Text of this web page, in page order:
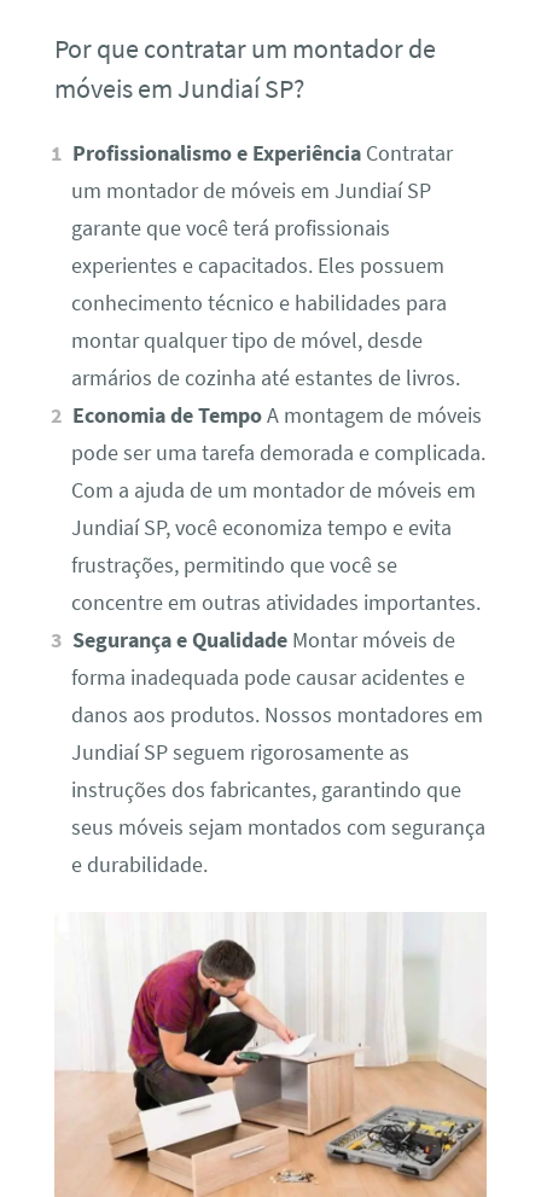
Por que contratar um montador de
móveis em Jundiaí SP?
Profissionalismo e Experiência Contratar
um montador de móveis em Jundiaí SP
garante que você terá profissionais
experientes e capacitados. Eles possuem
conhecimento técnico e habilidades para
montar qualquer tipo de móvel, desde
armários de cozinha até estantes de livros.
Economia de TempoA montagem de móveis
pode ser uma tarefa demorada e complicada.
Com a ajuda de um montador de móveis em
Jundiaí SP, você economiza tempo e evita
frustrações, permitindo que você se
concentre em outras atividades importantes.
Segurança e Qualidade Montar móveis de
forma inadequada pode causar acidentes e
danos aos produtos. Nossos montadores em
Jundiaí SP seguem rigorosamente as
instruções dos fabricantes, garantindo que
seus móveis sejam montados com segurança
e durabilidade.